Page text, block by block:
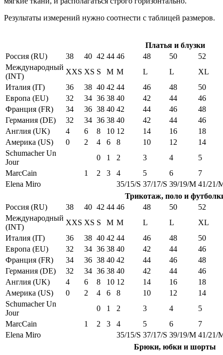
Результаты измерений нужно соотнести с таблицей размеров.
Платья и блузки
Россия (RU)
38 40 42 44 46 48 50
52
Международный
(INT)
XXS XS S M M L L
XL
Италия (IT)
36 38 40 42 44 46 48
50
Европа (EU)
32 34 36 38 40 42 44
46
Франция (FR)
34 36 38 40 42 44 46
48
Германия (DE)
32 34 36 38 40 42 44
46
Англия (UK)
4 6 8 10 12 14 16
18
Америка (US)
0 2 4 6 8 10 12
14
Schumacher Un
Jour
0 1 2 3 4
5
MarcCain
1 2 3 4 5 6
7
Elena Miro
35/15/S 37/17/S 39/19/M 41/21/
Трикотаж, поло и
Россия (RU)
38 40 42 44 46 48 50
52
Международный
(INT)
XXS XS S M M L L
XL
Италия (IT)
36 38 40 42 44 46 48
50
Европа (EU)
32 34 36 38 40 42 44
46
Франция (FR)
34 36 38 40 42 44 46
48
Германия (DE)
32 34 36 38 40 42 44
46
Англия (UK)
4 6 8 10 12 14 16
18
Америка (US)
0 2 4 6 8 10 12
14
Schumacher Un
Jour
0 1 2 3 4
5
MarcCain
1 2 3 4 5 6
7
Elena Miro
35/15/S 37/17/S 39/19/M 41/21/
Брюки, юбки и шорты